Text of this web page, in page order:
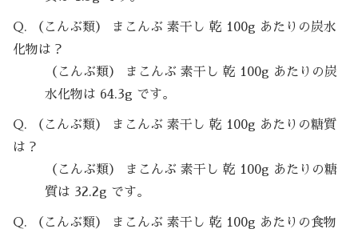
Q. （こんぶ類） まこんぶ 素干し 乾 100g あたりの炭水
化物は？
（こんぶ類） まこんぶ 素干し 乾 100g あたりの炭
水化物は 64.3g です。
Q. （こんぶ類） まこんぶ 素干し 乾 100g あたりの糖質
は？
（こんぶ類） まこんぶ 素干し 乾 100g あたりの糖
質は 32.2g です。
Q. （こんぶ類） まこんぶ 素干し 乾 100g あたりの食物